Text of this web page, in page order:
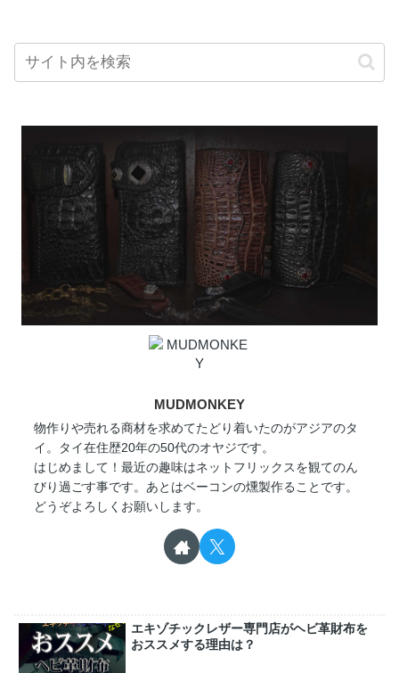
MUDMONKEY
物作りや売れる商材を求めてたどり着いたのがアジアのタ
イ。タイ在住歴20年の50代のオヤジです。
はじめまして！最近の趣味はネットフリックスを観てのん
びり過ごす事です。あとはベーコンの燻製作ることです。
どうぞよろしくお願いします。
エキゾチックレザー専門店がヘビ革財布を
おススメする理由は？